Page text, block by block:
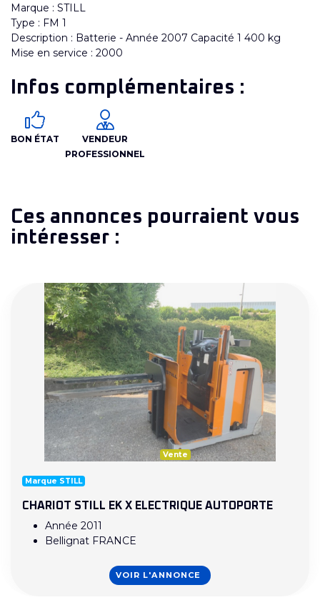
Marque : STILL
Type : FM 1
Description : Batterie - Année 2007 Capacité 1 400 kg
Mise en service : 2000
Infos complémentaires :
BON ÉTAT
VENDEUR
PROFESSIONNEL
Ces annonces pourraient vous
intéresser :
Vente
Marque STILL
CHARIOT STILL EK X ELECTRIQUE AUTOPORTE
Année 2011
Bellignat FRANCE
VOIR L'ANNONCE